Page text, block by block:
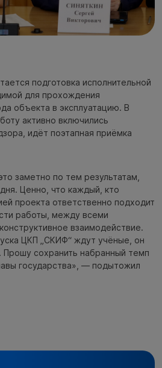
подготовка исполнительной
для прохождения
объекта в эксплуатацию. В
активно включились
идёт поэтапная приёмка
заметно по тем результатам,
Ценно, что каждый, кто
проекта ответственно подходит
работы, между всеми
взаимодействие.
ЦКП „СКИФ“ ждут учёные, он
Прошу сохранить набранный темп
государства», — подытожил